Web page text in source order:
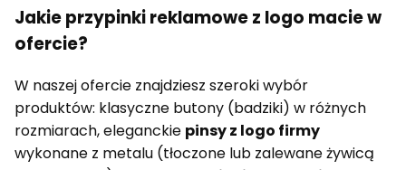
Jakie przypinki reklamowe z logo macie w
ofercie?
W naszej ofercie znajdziesz szeroki wybór
produktów: klasyczne butony (badziki) w różnych
rozmiarach, eleganckie pinsy z logo firmy
wykonane z metalu (tłoczone lub zalewane żywicą